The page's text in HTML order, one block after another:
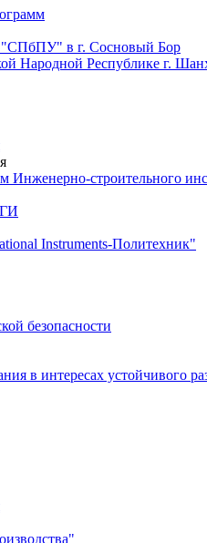
"СПбПУ" в г. Сосновый Бор
Народной Республике г.
строительного
Instruments-Политехник"
безопасности
в интересах устойчивого